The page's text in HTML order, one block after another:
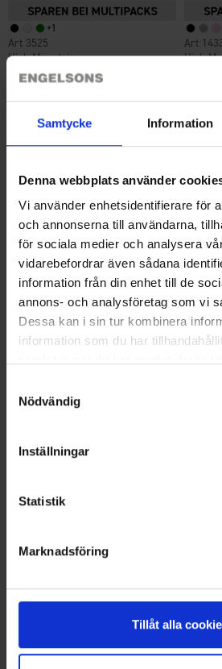
Samtycke Information
Denna webbplats använder
Vi använder enhetsidentifierare för
och annonserna till användarna,
för sociala medier och analysera
vidarebefordrar även sådana
information från din enhet till de
annons- och analysföretag som vi
Dessa kan i sin tur kombinera
information som du har
Nödvändig
Inställningar
Statistik
Marknadsföring
Tillåt alla
+1
Kappe
High Mountain
3525
Ab3,95 €
High
Ab
Sortierung
2707